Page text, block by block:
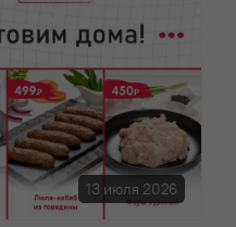
13 июля 2026